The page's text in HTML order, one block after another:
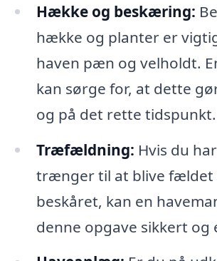
Hække og beskæring:
hække og planter er
haven pæn og velholdt.
kan sørge for, at dette
og på det rette tidspunkt.
Træfældning: Hvis du
trænger til at blive fældet
beskåret, kan en
denne opgave sikkert og